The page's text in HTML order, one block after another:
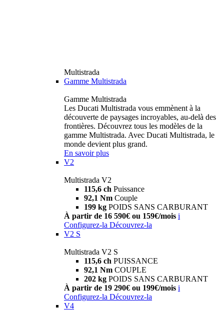
Multistrada
Gamme Multistrada
Gamme Multistrada
Les Ducati Multistrada vous emmènent à la
découverte de paysages incroyables, au-delà des
frontières. Découvrez tous les modèles de la
gamme Multistrada. Avec Ducati Multistrada, le
monde devient plus grand.
En savoir plus
V2
Multistrada V2
115,6 ch Puissance
92,1 Nm Couple
199 kg POIDS SANS CARBURANT
À partir de 16 590€ ou 159€/mois i
Configurez-la Découvrez-la
V2 S
Multistrada V2 S
115,6 ch PUISSANCE
92,1 Nm COUPLE
202 kg POIDS SANS CARBURANT
À partir de 19 290€ ou 199€/mois i
Configurez-la Découvrez-la
V4